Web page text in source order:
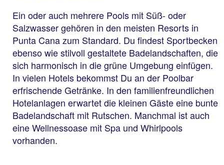
Ein oder auch mehrere Pools mit Süß- oder
Salzwasser gehören in den meisten Resorts in
Punta Cana zum Standard. Du findest Sportbecken
ebenso wie stilvoll gestaltete Badelandschaften, die
sich harmonisch in die grüne Umgebung einfügen.
In vielen Hotels bekommst Du an der Poolbar
erfrischende Getränke. In den familienfreundlichen
Hotelanlagen erwartet die kleinen Gäste eine bunte
Badelandschaft mit Rutschen. Manchmal ist auch
eine Wellnessoase mit Spa und Whirlpools
vorhanden.